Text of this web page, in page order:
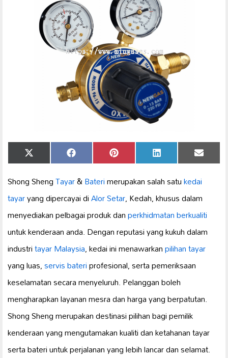
Share
on
X
(Twitter)
Share
on
Facebook Share
on
Pinterest Share
on
LinkedIn Share
on
Email
Shong ShengTayar&Baterimerupakan salah satukedai
tayaryang dipercayai diAlor Setar, Kedah, khusus dalam
menyediakan pelbagai produk danperkhidmatan berkualiti
untuk kenderaan anda. Dengan reputasi yang kukuh dalam
industritayar Malaysia, kedai ini menawarkanpilihan tayar
yang luas,servis bateriprofesional, serta pemeriksaan
keselamatan secara menyeluruh. Pelanggan boleh
mengharapkan layanan mesra dan harga yang berpatutan.
Shong Sheng merupakan destinasi pilihan bagi pemilik
kenderaan yang mengutamakan kualiti dan ketahanan tayar
serta bateri untuk perjalanan yang lebih lancar dan selamat.